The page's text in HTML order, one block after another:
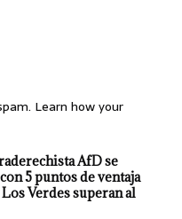
Learn how your
AfD se
5 puntos de ventaja
Verdes superan al